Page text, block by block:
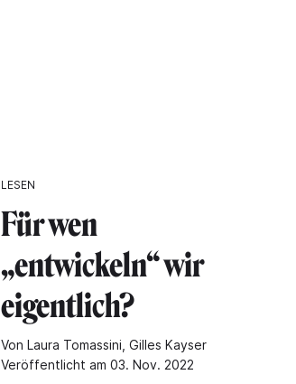
LESEN
Für wen
„entwickeln“ wir
eigentlich?
Von Laura Tomassini, Gilles Kayser
Veröffentlicht am 03. Nov. 2022